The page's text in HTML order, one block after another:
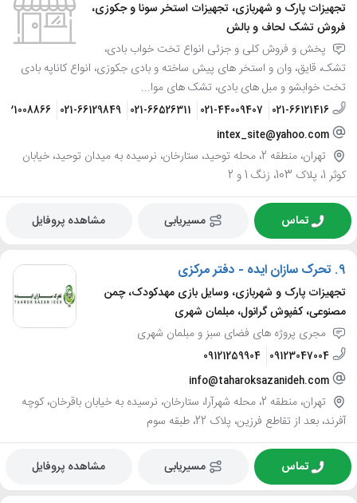
تجهیزات پارک و شهربازی، تجهیزات استخر سونا و جکوزی،
فروش تشک لحاف و بالش
پخش و فروش کلی و جزئی انواع تخت خواب بادی،
تشک، قایق، وان و استخر های پیش ساخته و بادی جکوزی، انواع کاناپه بادی
تخت خوابشو و مبل های بادی، تشک های موا...
021-66121416
021-44009407
021-66526311
021-66129849
intex_site@yahoo.com
تهران، منطقه 2، محله توحید، ستارخان، نرسیده به میدان توحید، خیابان
کوثر 1، پلاک 103، زنگ 1 و 2
تماس مسیریابی مشاهده پروفایل
9. تحرک سازان ایده - دفتر مرکزی
تجهیزات پارک و شهربازی، وسایل بازی مهدکودک، چمن
مصنوعی، کفپوش گرانول، مبلمان شهری
مجری پروژه های فضای سبز و مبلمان شهری
09123047004
09121259904
info@taharoksazanideh.com
تهران، منطقه 2، محله شهرآرا، ستارخان، نرسیده به خیابان باقرخان، کوچه
آفرند، بعد از تقاطع فرزین، پلاک 22، طبقه سوم
تماس مسیریابی مشاهده پروفایل